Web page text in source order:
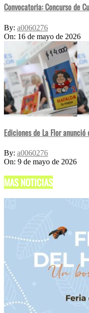
Convocatoria: Concurso de
By: a0060276
On: 16 de mayo de 2026
Ediciones de La Flor
By: a0060276
On: 9 de mayo de 2026
MAS NOTICIAS